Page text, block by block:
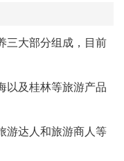
三大部分组成，目前
以及桂林等旅游产品
游达人和旅游商人等